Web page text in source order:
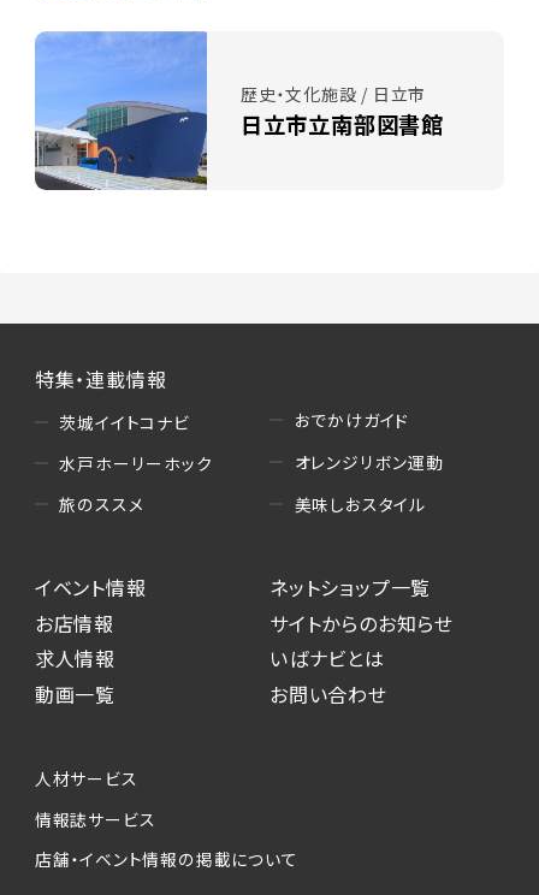
歴史・文化施設 / 日立市
日立市立南部図書館
特集・連載情報
茨城イイトコナビ
水戸ホーリーホック
旅のススメ
おでかけガイド
オレンジリボン運動
美味しおスタイル
イベント情報
お店情報
求人情報
動画一覧
ネットショップ一覧
サイトからのお知らせ
いばナビとは
お問い合わせ
人材サービス
情報誌サービス
店舗・イベント情報の掲載について